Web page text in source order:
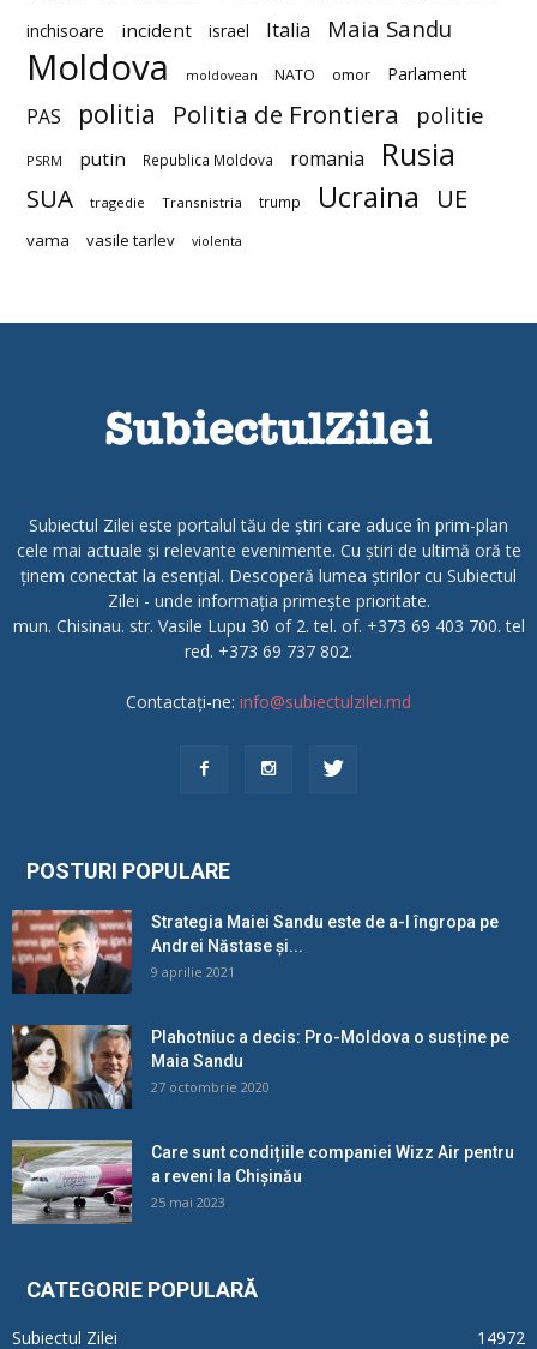
inchisoare incident israel Italia Maia Sandu
Moldova moldovean NATO omor Parlament
PAS politia Politia de Frontiera politie
PSRM putin Republica Moldova romania Rusia
SUA tragedie Transnistria trump Ucraina UE
vama vasile tarlev violenta
Subiectul Zilei este portalul tău de știri care aduce în prim-plan
cele mai actuale și relevante evenimente. Cu știri de ultimă oră te
ținem conectat la esențial. Descoperă lumea știrilor cu Subiectul
Zilei - unde informația primește prioritate.
mun. Chisinau. str. Vasile Lupu 30 of 2. tel. of. +373 69 403 700. tel
red. +373 69 737 802.
Contactați-ne: info@subiectulzilei.md
POSTURI POPULARE
Strategia Maiei Sandu este de a-l îngropa pe
Andrei Năstase și...
9 aprilie 2021
Plahotniuc a decis: Pro-Moldova o susține pe
Maia Sandu
27 octombrie 2020
Care sunt condițiile companiei Wizz Air pentru
a reveni la Chișinău
25 mai 2023
CATEGORIE POPULARĂ
Subiectul Zilei 14972